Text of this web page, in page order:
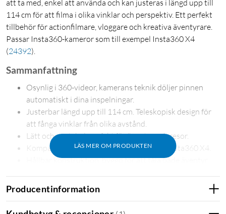
att ta med, enkel att använda och kan justeras i längd upp till
114 cm för att filma i olika vinklar och perspektiv. Ett perfekt
tillbehör för actionfilmare, vloggare och kreativa äventyrare.
Passar Insta360-kameror som till exempel Insta360 X4
(24392).
LÄS MER OM PRODUKTEN
Sammanfattning
Osynlig i 360-videor, kamerans teknik döljer pinnen
automatiskt i dina inspelningar.
Justerbar längd upp till 114 cm. Teleskopisk design för
att fånga vinklar från olika avstånd.
Lätt och portabel, perfekt för äventyr och resor.
Kompatibel med Insta360-kameror, som Insta360 X4.
Hållbar konstruktion, byggd för att tåla både äventyr
Döljs automatiskt vid 360-filmning
När Insta360 Invisible Selfie Stick används tillsammans med
Producentinformation